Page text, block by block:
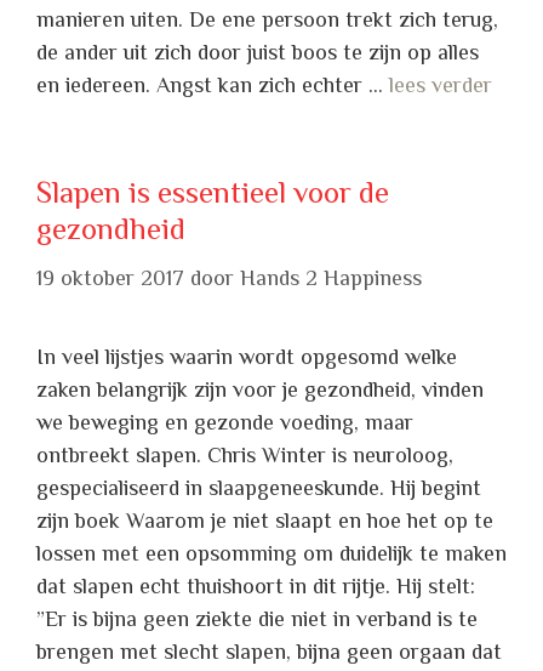
manieren uiten. De ene persoon trekt zich terug,
de ander uit zich door juist boos te zijn op alles
en iedereen. Angst kan zich echter …lees verder
Slapen is essentieel voor de
gezondheid
19 oktober 2017 door Hands 2 Happiness
In veel lijstjes waarin wordt opgesomd welke
zaken belangrijk zijn voor je gezondheid, vinden
we beweging en gezonde voeding, maar
ontbreekt slapen. Chris Winter is neuroloog,
gespecialiseerd in slaapgeneeskunde. Hij begint
zijn boek Waarom je niet slaapt en hoe het op te
lossen met een opsomming om duidelijk te maken
dat slapen echt thuishoort in dit rijtje. Hij stelt:
”Er is bijna geen ziekte die niet in verband is te
brengen met slecht slapen, bijna geen orgaan dat